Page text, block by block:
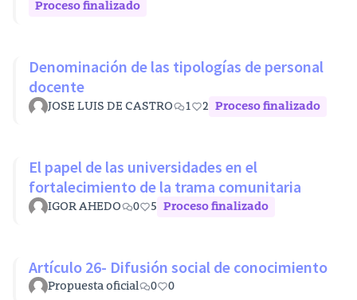
Proceso finalizado
Denominación de las tipologías de personal
docente
JOSE LUIS DE CASTRO 1 2 Proceso finalizado
El papel de las universidades en el
fortalecimiento de la trama comunitaria
IGOR AHEDO 0 5 Proceso finalizado
Artículo 26- Difusión social de conocimiento
Propuesta oficial 0 0